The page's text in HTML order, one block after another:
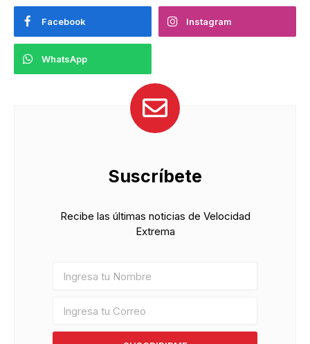
Facebook Instagram
WhatsApp
Suscríbete
Recibe las últimas noticias de Velocidad
Extrema